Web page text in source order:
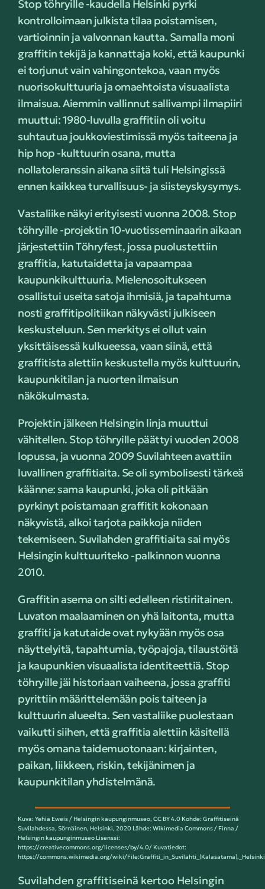
Stop töhryille -kaudella Helsinki pyrki
kontrolloimaan julkista tilaa poistamisen,
vartioinnin ja valvonnan kautta. Samalla moni
graffitin tekijä ja kannattaja koki, että kaupunki
ei torjunut vain vahingontekoa, vaan myös
nuorisokulttuuria ja omaehtoista visuaalista
ilmaisua. Aiemmin vallinnut sallivampi ilmapiiri
muuttui: 1980-luvulla graffitiin oli voitu
suhtautua joukkoviestimissä myös taiteena ja
hip hop -kulttuurin osana, mutta
nollatoleranssin aikana siitä tuli Helsingissä
ennen kaikkea turvallisuus- ja siisteyskysymys.
Vastaliike näkyi erityisesti vuonna 2008. Stop
töhryille -projektin 10-vuotisseminaarin aikaan
järjestettiin Töhryfest, jossa puolustettiin
graffitia, katutaidetta ja vapaampaa
kaupunkikulttuuria. Mielenosoitukseen
osallistui useita satoja ihmisiä, ja tapahtuma
nosti graffitipolitiikan näkyvästi julkiseen
keskusteluun. Sen merkitys ei ollut vain
yksittäisessä kulkueessa, vaan siinä, että
graffitista alettiin keskustella myös kulttuurin,
kaupunkitilan ja nuorten ilmaisun
näkökulmasta.
Projektin jälkeen Helsingin linja muuttui
vähitellen. Stop töhryille päättyi vuoden 2008
lopussa, ja vuonna 2009 Suvilahteen avattiin
luvallinen graffitiaita. Se oli symbolisesti tärkeä
käänne: sama kaupunki, joka oli pitkään
pyrkinyt poistamaan graffitit kokonaan
näkyvistä, alkoi tarjota paikkoja niiden
tekemiseen. Suvilahden graffitiaita sai myös
Helsingin kulttuuriteko -palkinnon vuonna
2010.
Graffitin asema on silti edelleen ristiriitainen.
Luvaton maalaaminen on yhä laitonta, mutta
graffiti ja katutaide ovat nykyään myös osa
näyttelyitä, tapahtumia, työpajoja, tilaustöitä
ja kaupunkien visuaalista identiteettiä. Stop
töhryille jäi historiaan vaiheena, jossa graffiti
pyrittiin määrittelemään pois taiteen ja
kulttuurin alueelta. Sen vastaliike puolestaan
vaikutti siihen, että graffitia alettiin käsitellä
myös omana taidemuotonaan: kirjainten,
paikan, liikkeen, riskin, tekijänimen ja
kaupunkitilan yhdistelmänä.
Kuva: Yehia Eweis / Helsingin kaupunginmuseo, CC BY 4.0 Kohde: Graffitiseinä
Suvilahdessa, Sörnäinen, Helsinki, 2020 Lähde: Wikimedia Commons / Finna /
Helsingin kaupunginmuseo Lisenssi:
https://creativecommons.org/licenses/by/4.0/ Kuvatiedot:
https://commons.wikimedia.org/wiki/
Suvilahden graffitiseinä kertoo Helsingin